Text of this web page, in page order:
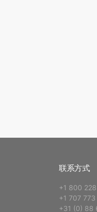
联系方式
+1 800
+1 707 773
+31 (0) 88